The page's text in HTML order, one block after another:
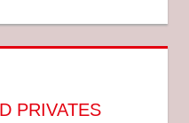
PRIVATES